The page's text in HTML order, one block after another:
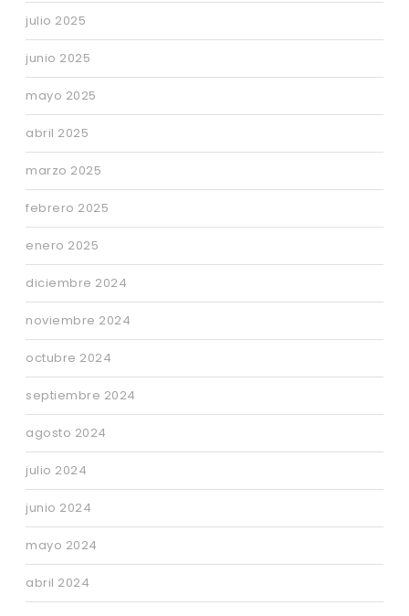
julio 2025
junio 2025
mayo 2025
abril 2025
marzo 2025
febrero 2025
enero 2025
diciembre 2024
noviembre 2024
octubre 2024
septiembre 2024
agosto 2024
julio 2024
junio 2024
mayo 2024
abril 2024